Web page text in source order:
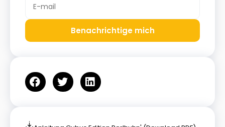
Benachrichtige mich